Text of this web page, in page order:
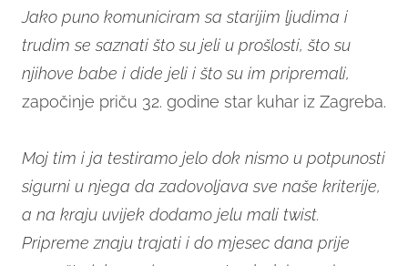
Jako puno komuniciram sa starijim ljudima i
trudim se saznati što su jeli u prošlosti, što su
njihove babe i dide jeli i što su im pripremali,
započinje priču 32. godine star kuhar iz Zagreba.
Moj tim i ja testiramo jelo dok nismo u potpunosti
sigurni u njega da zadovoljava sve naše kriterije,
a na kraju uvijek dodamo jelu mali twist.
Pripreme znaju trajati i do mjesec dana prije